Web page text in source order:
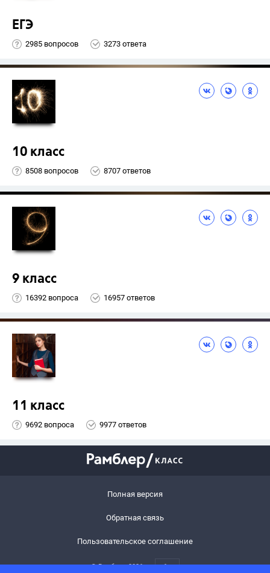
ЕГЭ
2985 вопросов 3273 ответа
10 класс
8508 вопросов 8707 ответов
9 класс
16392 вопроса 16957 ответов
11 класс
9692 вопроса 9977 ответов
Полная версия
Обратная связь
Пользовательское соглашение
© Рамблер,2026 6+